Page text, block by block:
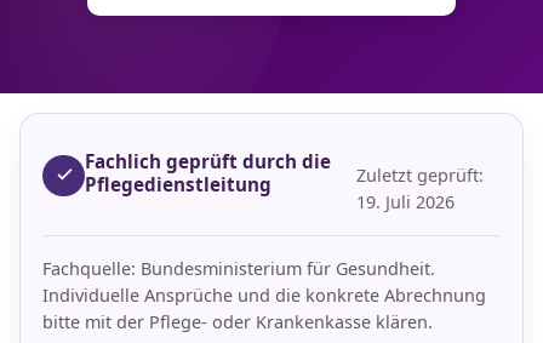
Fachlich geprüft durch die
Pflegedienstleitung
Zuletzt geprüft:
19. Juli 2026
Fachquelle: Bundesministerium für Gesundheit.
Individuelle Ansprüche und die konkrete Abrechnung
bitte mit der Pflege- oder Krankenkasse klären.